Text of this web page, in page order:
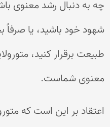
چه به دنبال رشد معنوی
شهود خود باشید، یا صرفاً
طبیعت برقرار کنید،
معنوی شماست.
اعتقاد بر این است که